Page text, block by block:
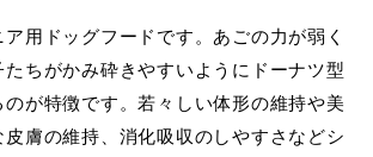
用ドッグフードです。あごの力が弱く
ちがかみ砕きやすいようにドーナツ型
が特徴です。若々しい体形の維持や美
皮膚の維持、消化吸収のしやすさなどシ